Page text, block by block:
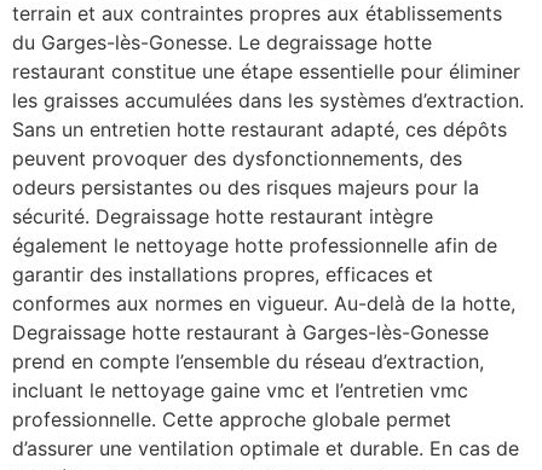
terrain et aux contraintes propres aux établissements
du Garges-lès-Gonesse. Le degraissage hotte
restaurant constitue une étape essentielle pour éliminer
les graisses accumulées dans les systèmes d’extraction.
Sans un entretien hotte restaurant adapté, ces dépôts
peuvent provoquer des dysfonctionnements, des
odeurs persistantes ou des risques majeurs pour la
sécurité. Degraissage hotte restaurant intègre
également le nettoyage hotte professionnelle afin de
garantir des installations propres, efficaces et
conformes aux normes en vigueur. Au-delà de la hotte,
Degraissage hotte restaurant à Garges-lès-Gonesse
prend en compte l’ensemble du réseau d’extraction,
incluant le nettoyage gaine vmc et l’entretien vmc
professionnelle. Cette approche globale permet
d’assurer une ventilation optimale et durable. En cas de